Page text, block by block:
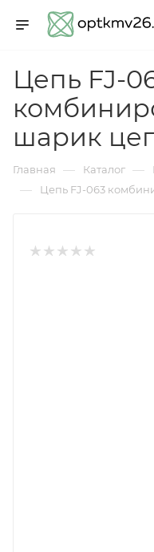
Цепь FJ-
шарик
Главная — Каталог —
— Цепь FJ-063